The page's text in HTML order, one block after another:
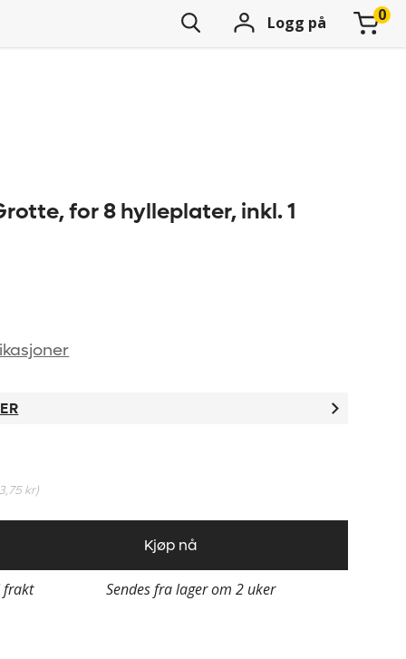
Logg på
for 8 hylleplater, inkl. 1
kr)
Kjøp nå
frakt Sendes fra lager om 2 uker